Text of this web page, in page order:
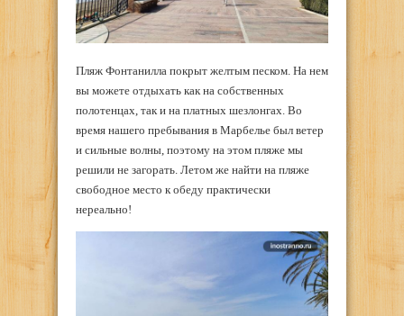
Пляж Фонтанилла покрыт желтым песком. На нем
вы можете отдыхать как на собственных
полотенцах, так и на платных шезлонгах. Во
время нашего пребывания в Марбелье был ветер
и сильные волны, поэтому на этом пляже мы
решили не загорать. Летом же найти на пляже
свободное место к обеду практически
нереально!